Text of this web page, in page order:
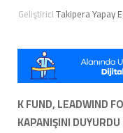
GeliştiriciTakipera Yapay
K FUND, LEADWIND
KAPANIŞINI DUYURDU